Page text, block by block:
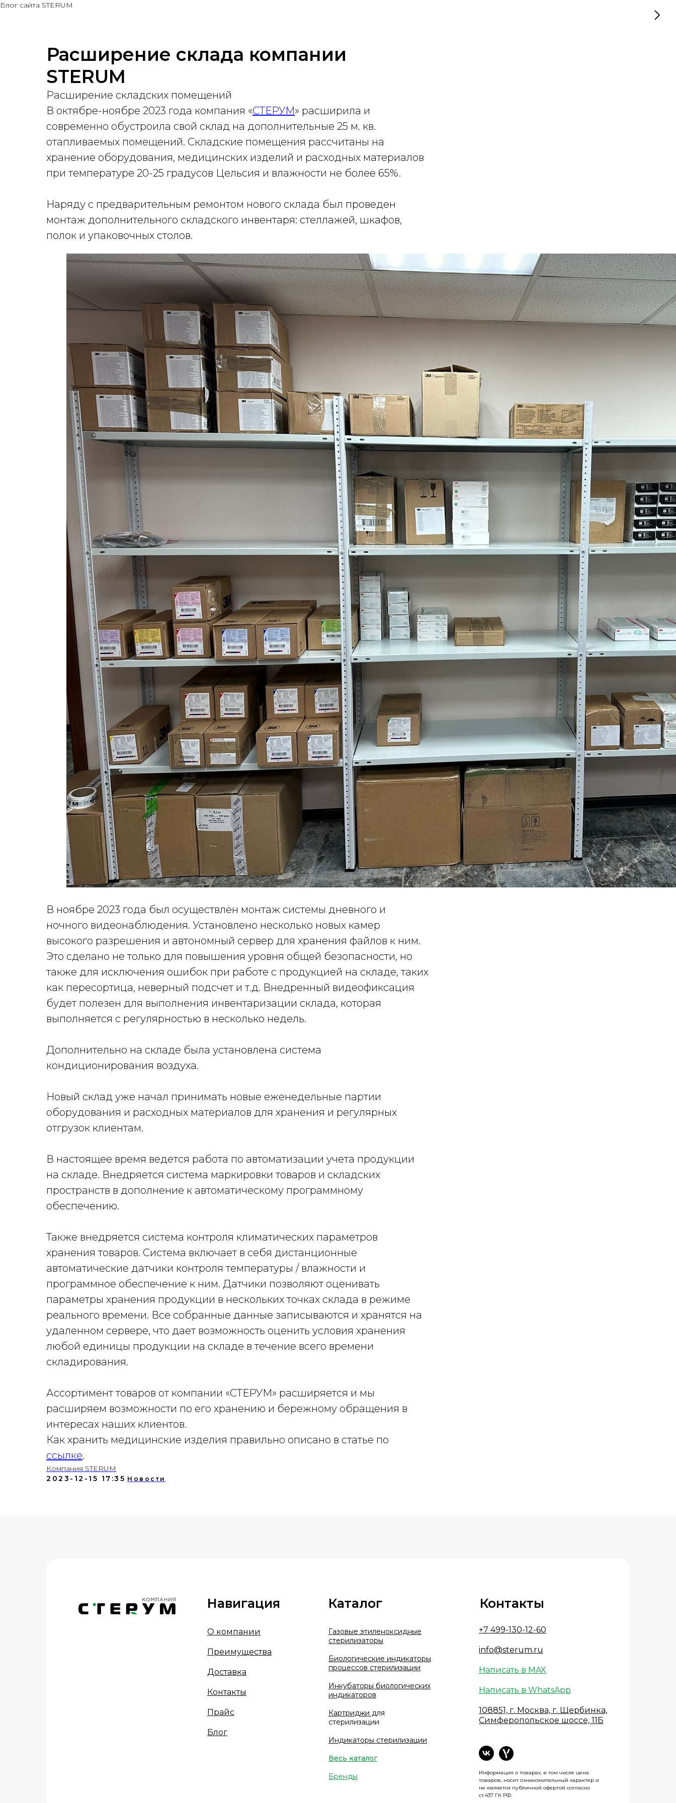
Блог сайта STERUM
Расширение склада компании
STERUM
Расширение складских помещений
В октябре-ноябре 2023 года компания «СТЕРУМ» расширила и
современно обустроила свой склад на дополнительные 25 м. кв.
отапливаемых помещений. Складские помещения рассчитаны на
хранение оборудования, медицинских изделий и расходных материалов
при температуре 20-25 градусов Цельсия и влажности не более 65%.
Наряду с предварительным ремонтом нового склада был проведен
монтаж дополнительного складского инвентаря: стеллажей, шкафов,
полок и упаковочных столов.
В ноябре 2023 года был осуществлён монтаж системы дневного и
ночного видеонаблюдения. Установлено несколько новых камер
высокого разрешения и автономный сервер для хранения файлов к ним.
Это сделано не только для повышения уровня общей безопасности, но
также для исключения ошибок при работе с продукцией на складе, таких
как пересортица, неверный подсчет и т.д. Внедренный видеофиксация
будет полезен для выполнения инвентаризации склада, которая
выполняется с регулярностью в несколько недель.
Дополнительно на складе была установлена система
кондиционирования воздуха.
Новый склад уже начал принимать новые еженедельные партии
оборудования и расходных материалов для хранения и регулярных
отгрузок клиентам.
В настоящее время ведется работа по автоматизации учета продукции
на складе. Внедряется система маркировки товаров и складских
пространств в дополнение к автоматическому программному
обеспечению.
Также внедряется система контроля климатических параметров
хранения товаров. Система включает в себя дистанционные
автоматические датчики контроля температуры / влажности и
программное обеспечение к ним. Датчики позволяют оценивать
параметры хранения продукции в нескольких точках склада в режиме
реального времени. Все собранные данные записываются и хранятся на
удаленном сервере, что дает возможность оценить условия хранения
любой единицы продукции на складе в течение всего времени
складирования.
Ассортимент товаров от компании «СТЕРУМ» расширяется и мы
расширяем возможности по его хранению и бережному обращения в
интересах наших клиентов.
Как хранить медицинские изделия правильно описано в статье по
ссылке.
Компания STERUM
2023-12-15 17:35 Новости
О компании
Преимущества
Доставка
Контакты
Прайс
Блог
+7 499-130-12-60
info@sterum.ru
Написать в MAX
Написать в WhatsApp
108851, г. Москва, г. Щербинка,
Симферопольское шоссе, 11Б
Навигация Контакты
Каталог
Газовые этиленоксидные
стерилизаторы
Биологические индикаторы
процессов стерилизации
Инкубаторы биологических
индикаторов
Картриджи для
стерилизации
Индикаторы стерилизации
Весь каталог
Бренды
Информация о товарах, в том числе цена
товаров, носит ознакомительный характер и
не является публичной офертой согласно
ст.437 ГК РФ.